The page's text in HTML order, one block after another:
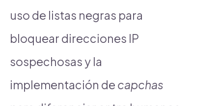
uso de listas negras para
bloquear direcciones IP
sospechosas y la
implementación de capchas